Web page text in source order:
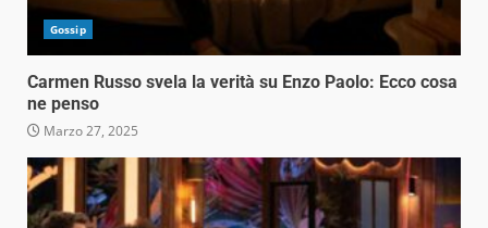
Gossip
Carmen Russo svela la verità su Enzo Paolo: Ecco cosa
ne penso
Marzo 27, 2025